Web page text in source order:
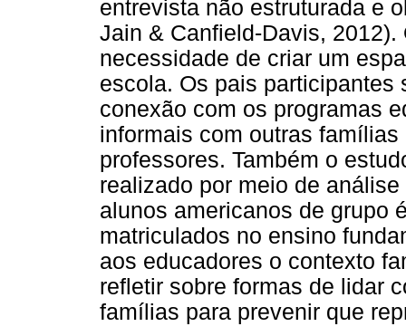
entrevista não estruturada e
Jain & Canfield-Davis,
necessidade de criar um
escola. Os pais
conexão com os programas
informais com outras
professores. Também o
realizado por meio de
alunos americanos de grupo
matriculados no ensino
aos educadores o contexto
refletir sobre formas de lidar
famílias para prevenir que